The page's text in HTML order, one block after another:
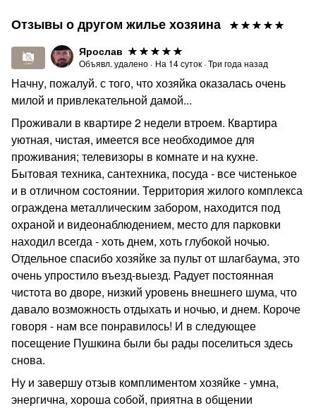
Отзывы о другом жилье хозяина
Ярослав
Объявл. удалено · На 14суток ·Три года назад
Начну, пожалуй. с того, что хозяйка оказалась очень
милой и привлекательной дамой...
Проживали в квартире 2 недели втроем. Квартира
уютная, чистая, имеется все необходимое для
проживания; телевизоры в комнате и на кухне.
Бытовая техника, сантехника, посуда - все чистенькое
и в отличном состоянии. Территория жилого комплекса
ограждена металлическим забором, находится под
охраной и видеонаблюдением, место для парковки
находил всегда - хоть днем, хоть глубокой ночью.
Отдельное спасибо хозяйке за пульт от шлагбаума, это
очень упростило въезд-выезд. Радует постоянная
чистота во дворе, низкий уровень внешнего шума, что
давало возможность отдыхать и ночью, и днем. Короче
говоря - нам все понравилось! И в следующее
посещение Пушкина были бы рады поселиться здесь
снова.
Ну и завершу отзыв комплиментом хозяйке - умна,
энергична, хороша собой, приятна в общении